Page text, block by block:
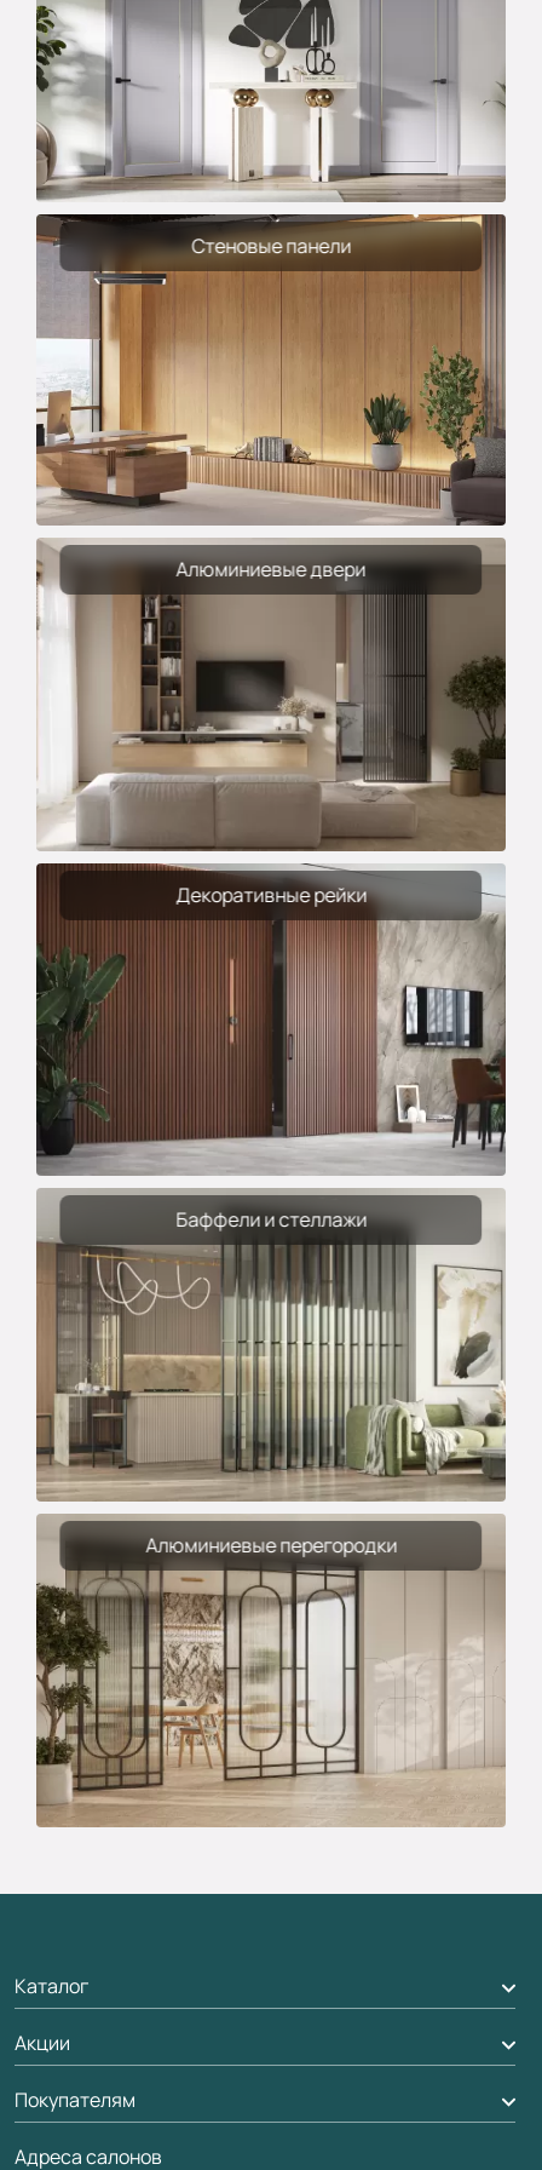
Стеновые панели
Алюминиевые двери
Декоративные рейки
Баффели и стеллажи
Алюминиевые перегородки
Каталог
Межкомнатные двери
Подбор двери
Акции
Акции компании
Покупателям
Доставка
Адреса салонов